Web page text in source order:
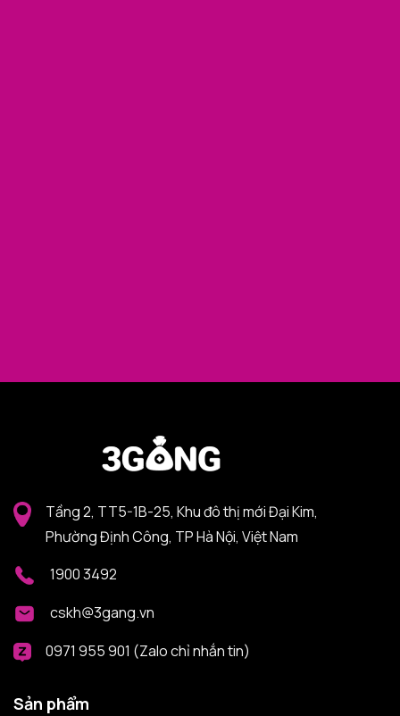
Tầng 2, TT5-1B-25, Khu đô thị mới Đại Kim,
Phường Định Công, TP Hà Nội, Việt Nam
1900 3492
cskh@3gang.vn
0971 955 901 (Zalo chỉ nhắn tin)
Sản phẩm